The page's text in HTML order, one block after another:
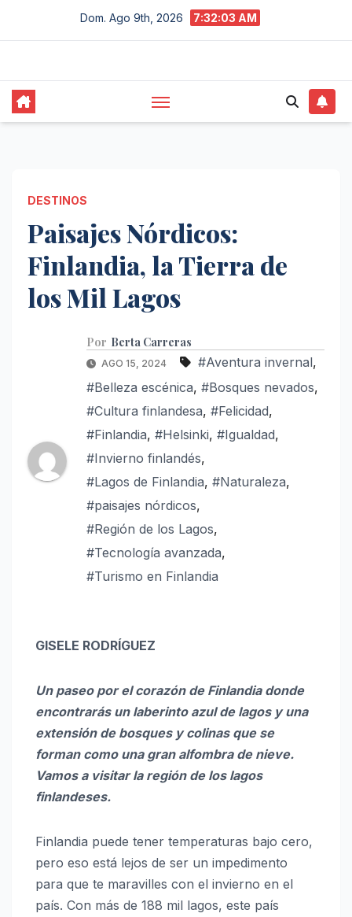
Dom. Ago 9th, 2026 7:32:04 AM
DESTINOS
Paisajes Nórdicos:
Finlandia, la Tierra de
los Mil Lagos
Por Berta Carreras
AGO 15, 2024 #Aventura invernal,
#Belleza escénica, #Bosques nevados,
#Cultura finlandesa, #Felicidad,
#Finlandia, #Helsinki, #Igualdad,
#Invierno finlandés,
#Lagos de Finlandia, #Naturaleza,
#paisajes nórdicos,
#Región de los Lagos,
#Tecnología avanzada,
#Turismo en Finlandia
GISELE RODRÍGUEZ
Un paseo por el corazón de Finlandia donde
encontrarás un laberinto azul de lagos y una
extensión de bosques y colinas que se
forman como una gran alfombra de nieve.
Vamos a visitar la región de los lagos
finlandeses.
Finlandia puede tener temperaturas bajo cero,
pero eso está lejos de ser un impedimento
para que te maravilles con el invierno en el
país. Con más de 188 mil lagos, este país